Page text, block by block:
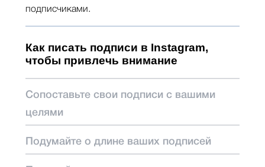
подписчиками.
Как писать подписи в Instagram,
чтобы привлечь внимание
Сопоставьте свои подписи с вашими
целями
Подумайте о длине ваших подписей